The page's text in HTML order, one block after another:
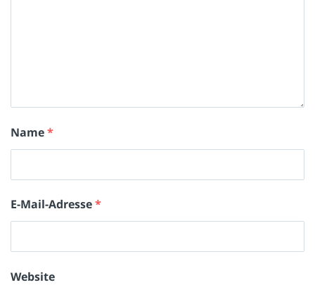
Name*
E-Mail-Adresse*
Website